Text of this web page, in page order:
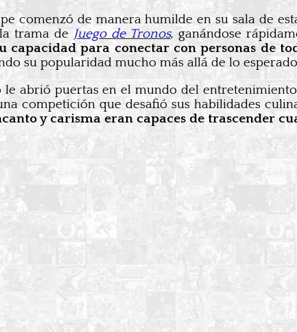
comenzó de manera humilde en su sala de
trama de Juego de Tronos, ganándose
capacidad para conectar con personas de
su popularidad mucho más allá de lo
le abrió puertas en el mundo del
competición que desafió sus habilidades
y carisma eran capaces de trascender